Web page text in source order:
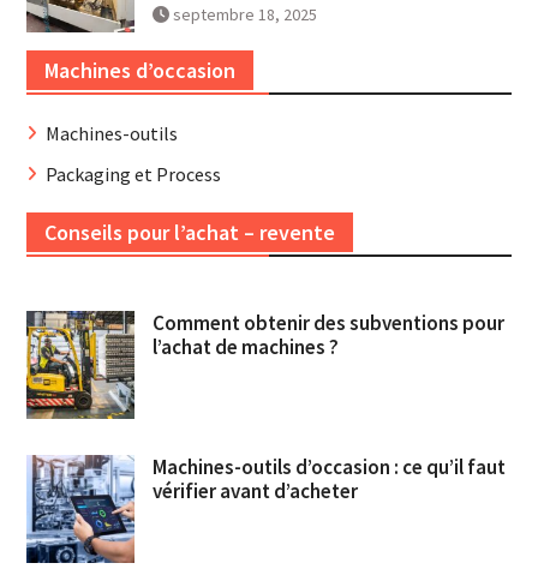
septembre 18, 2025
Machines d’occasion
Machines-outils
Packaging et Process
Conseils pour l’achat – revente
Comment obtenir des subventions pour
l’achat de machines ?
Machines-outils d’occasion : ce qu’il faut
vérifier avant d’acheter